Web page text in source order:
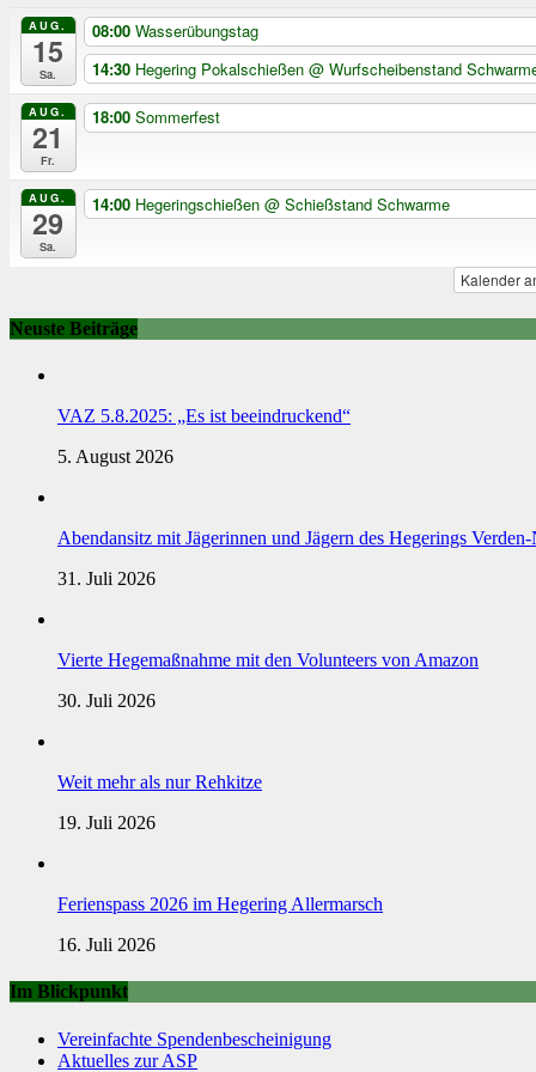
AUG.
15
Sa.
08:00 Wasserübungstag
14:30 Hegering Pokalschießen @ Wurfscheibenstand
AUG.
21
Fr.
18:00 Sommerfest
AUG.
29
Sa.
14:00 Hegeringschießen @ Schießstand Schwarme
Kalender
Neuste Beiträge
VAZ 5.8.2025: „Es ist beeindruckend“
5. August 2026
Abendansitz mit Jägerinnen und Jägern des Hegerings
31. Juli 2026
Vierte Hegemaßnahme mit den Volunteers von Amazon
30. Juli 2026
Weit mehr als nur Rehkitze
19. Juli 2026
Ferienspass 2026 im Hegering Allermarsch
16. Juli 2026
Im Blickpunkt
Vereinfachte Spendenbescheinigung
Aktuelles zur ASP